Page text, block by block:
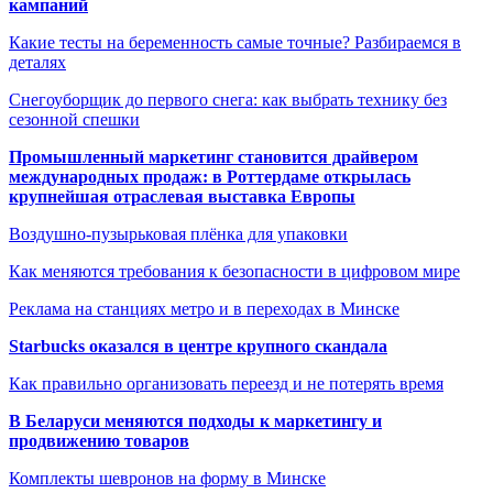
кампаний
Какие тесты на беременность самые точные? Разбираемся в
деталях
Снегоуборщик до первого снега: как выбрать технику без
сезонной спешки
Промышленный маркетинг становится драйвером
международных продаж: в Роттердаме открылась
крупнейшая отраслевая выставка Европы
Воздушно-пузырьковая плёнка для упаковки
Как меняются требования к безопасности в цифровом мире
Реклама на станциях метро и в переходах в Минске
Starbucks оказался в центре крупного скандала
Как правильно организовать переезд и не потерять время
В Беларуси меняются подходы к маркетингу и
продвижению товаров
Комплекты шевронов на форму в Минске